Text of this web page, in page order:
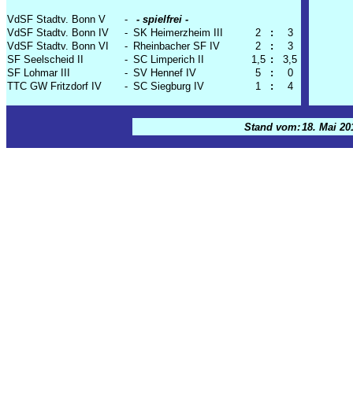
VdSF Stadtv. Bonn V -
- spielfrei -
VdSF Stadtv. Bonn IV
- SK Heimerzheim III 2 :
3
VdSF Stadtv. Bonn VI
- Rheinbacher SF IV 2 :
3
SF Seelscheid II
- SC Limperich II 1,5 :
3,5
SF Lohmar III
- SV Hennef IV 5 :
0
TTC GW Fritzdorf IV
- SC Siegburg IV 1 : 4
Stand vom:18. Mai